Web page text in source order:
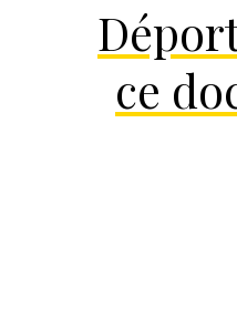
ce